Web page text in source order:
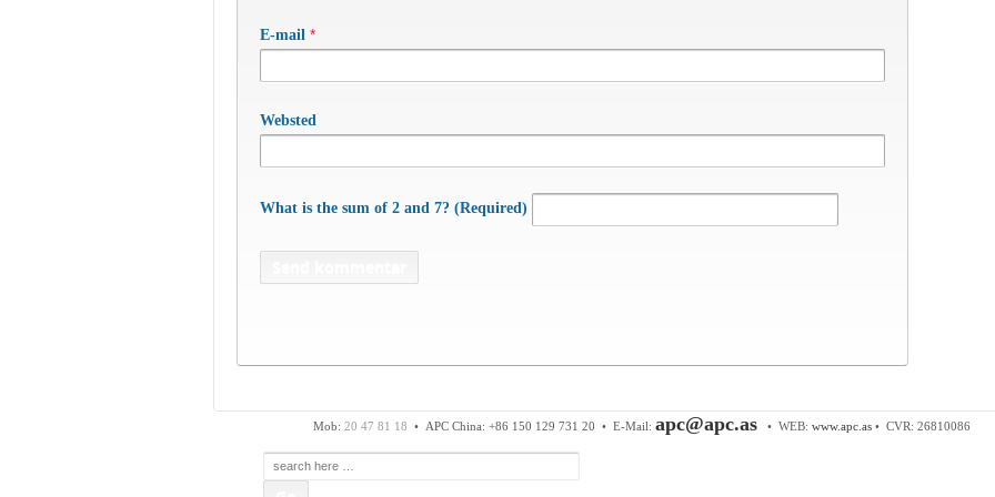
E-mail *
Websted
What is the sum of 2 and 7? (Required)
Mob: 20 47 81 18 • APC China: +86 150 129 731 20 • E-Mail: apc@apc.as • WEB: www.apc.as • CVR: 26810086
efter: